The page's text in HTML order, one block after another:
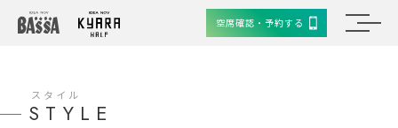
空席確認・予約する
STYLE
スタイル